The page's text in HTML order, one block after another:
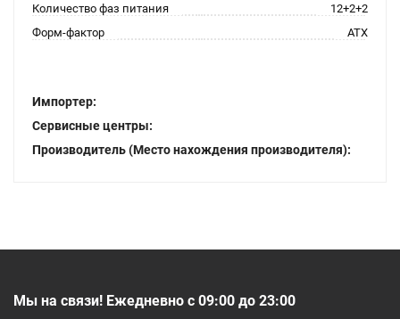
Количество фаз питания
12+2+2
Форм-фактор
ATX
Импортер:
Сервисные центры:
Производитель (Место нахождения производителя):
Мы на связи! Ежедневно с 09:00 до 23:00